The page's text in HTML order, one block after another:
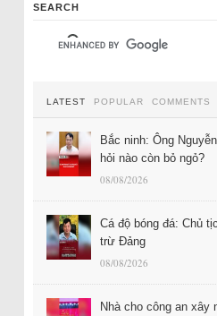
SEARCH
LATEST POPULAR COMMENTS
Bắc ninh: Ông
hỏi nào còn bỏ ngỏ?
08/08/2026
Cá độ bóng đá: Chủ
trừ Đảng
08/08/2026
Nhà cho công an xây